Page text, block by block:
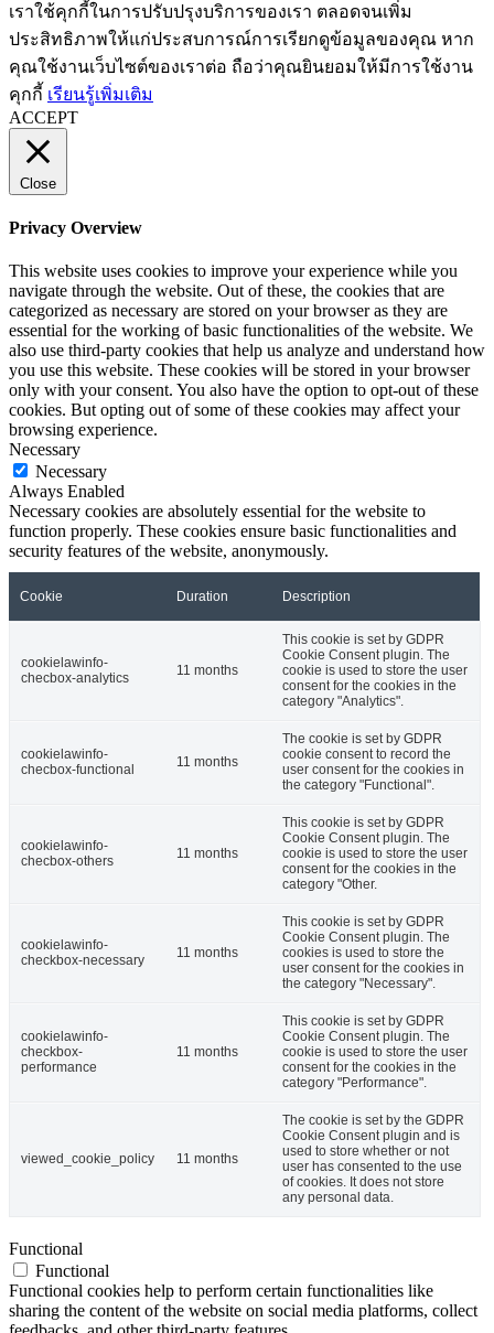
เราใช้คุกกี้ในการปรับปรุงบริการของเรา ตลอดจนเพิ่ม
ประสิทธิภาพให้แก่ประสบการณ์การเรียกดูข้อมูลของคุณ หาก
คุณใช้งานเว็บไซต์ของเราต่อ ถือว่าคุณยินยอมให้มีการใช้งาน
คุกกี้ เรียนรู้เพิ่มเติม
ACCEPT
Close
Privacy Overview
This website uses cookies to improve your experience while you
navigate through the website. Out of these, the cookies that are
categorized as necessary are stored on your browser as they are
essential for the working of basic functionalities of the website. We
also use third-party cookies that help us analyze and understand how
you use this website. These cookies will be stored in your browser
only with your consent. You also have the option to opt-out of these
cookies. But opting out of some of these cookies may affect your
browsing experience.
Necessary
Necessary
Always Enabled
Necessary cookies are absolutely essential for the website to
function properly. These cookies ensure basic functionalities and
security features of the website, anonymously.
Cookie Duration Description
cookielawinfo-
checbox-analytics
11 months
This cookie is set by GDPR
Cookie Consent plugin. The
cookie is used to store the user
consent for the cookies in the
category "Analytics".
cookielawinfo-
checbox-functional
11 months
The cookie is set by GDPR
cookie consent to record the
user consent for the cookies in
the category "Functional".
cookielawinfo-
checbox-others
11 months
This cookie is set by GDPR
Cookie Consent plugin. The
cookie is used to store the user
consent for the cookies in the
category "Other.
cookielawinfo-
checkbox-necessary
11 months
This cookie is set by GDPR
Cookie Consent plugin. The
cookies is used to store the
user consent for the cookies in
the category "Necessary".
cookielawinfo-
checkbox-
performance
11 months
This cookie is set by GDPR
Cookie Consent plugin. The
cookie is used to store the user
consent for the cookies in the
category "Performance".
viewed_cookie_policy 11 months
The cookie is set by the GDPR
Cookie Consent plugin and is
used to store whether or not
user has consented to the use
of cookies. It does not store
any personal data.
Functional
Functional
Functional cookies help to perform certain functionalities like
sharing the content of the website on social media platforms, collect